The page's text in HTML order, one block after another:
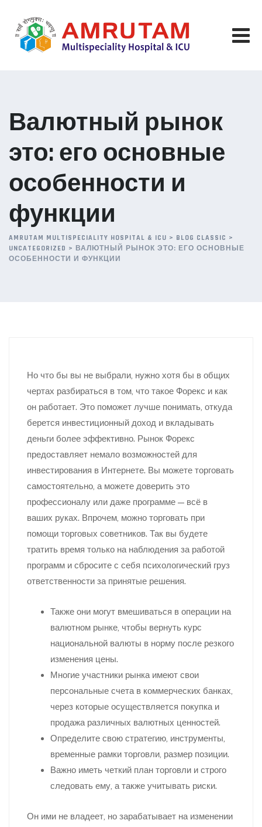
content
Валютный рынок
это: его основные
особенности и
функции
AMRUTAM MULTISPECIALITY HOSPITAL & ICU > BLOG CLASSIC >
UNCATEGORIZED > ВАЛЮТНЫЙ РЫНОК ЭТО: ЕГО ОСНОВНЫЕ
ОСОБЕННОСТИ И ФУНКЦИИ
Но что бы вы не выбрали, нужно хотя бы в общих
чертах разбираться в том, что такое Форекс и как
он работает. Это поможет лучше понимать, откуда
берется инвестиционный доход и вкладывать
деньги более эффективно. Рынок Форекс
предоставляет немало возможностей для
инвестирования в Интернете. Вы можете торговать
самостоятельно, а можете доверить это
профессионалу или даже программе — всё в
ваших руках. Впрочем, можно торговать при
помощи торговых советников. Так вы будете
тратить время только на наблюдения за работой
программ и сбросите с себя психологический грyз
ответственности за принятые решения.
Также они могут вмешиваться в операции на
валютном рынке, чтобы вернуть курс
национальной валюты в норму после резкого
изменения цены.
Многие участники рынка имеют свои
персональные счета в коммерческих банках,
через которые осуществляется покупка и
продажа различных валютных ценностей.
Определите свою стратегию, инструменты,
временные рамки торговли, размер позиции.
Важно иметь четкий план торговли и строго
следовать ему, а также учитывать риски.
Он ими не владеет, но зарабатывает на изменении